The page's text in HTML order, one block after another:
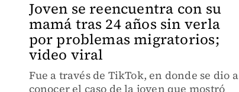
Joven se reencuentra con su
mamá tras 24 años sin verla
por problemas migratorios;
video viral
Fue a través de TikTok, en donde se dio a
conocer el caso de la joven que mostró